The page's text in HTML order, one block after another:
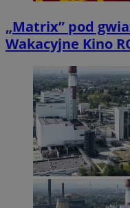
„Matrix” pod
Wakacyjne Kino